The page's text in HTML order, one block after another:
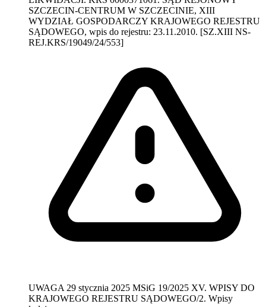
SZCZECIN-CENTRUM W SZCZECINIE, XIII
WYDZIAŁ GOSPODARCZY KRAJOWEGO REJESTRU
SĄDOWEGO, wpis do rejestru: 23.11.2010. [SZ.XIII NS-
REJ.KRS/19049/24/553]
UWAGA 29 stycznia 2025 MSiG 19/2025 XV. WPISY DO
KRAJOWEGO REJESTRU SĄDOWEGO/2. Wpisy